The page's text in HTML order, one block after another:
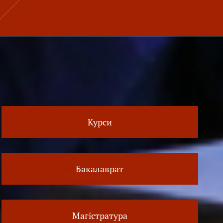
Курси
Бакалаврат
Магістратура